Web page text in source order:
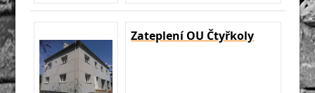
Zateplení OU Čtyřkoly